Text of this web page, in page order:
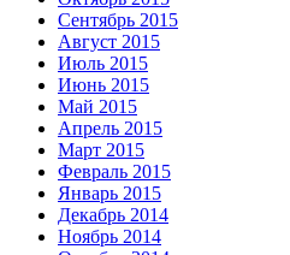
Сентябрь 2015
Август 2015
Июль 2015
Июнь 2015
Май 2015
Апрель 2015
Март 2015
Февраль 2015
Январь 2015
Декабрь 2014
Ноябрь 2014